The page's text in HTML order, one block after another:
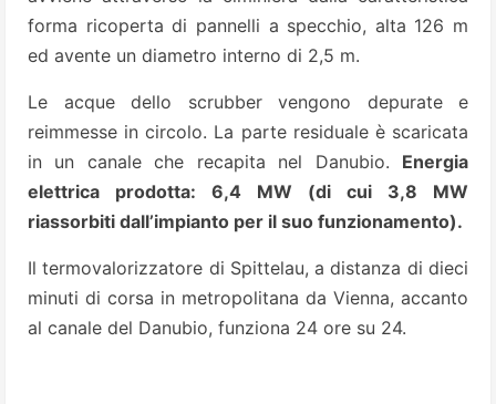
forma ricoperta di pannelli a specchio, alta 126 m
ed avente un diametro interno di 2,5 m.
Le acque dello scrubber vengono depurate e
reimmesse in circolo. La parte residuale è scaricata
in un canale che recapita nel Danubio. Energia
elettrica prodotta: 6,4 MW (di cui 3,8 MW
riassorbiti dall’impianto per il suo funzionamento).
Il termovalorizzatore di Spittelau, a distanza di dieci
minuti di corsa in metropolitana da Vienna, accanto
al canale del Danubio, funziona 24 ore su 24.